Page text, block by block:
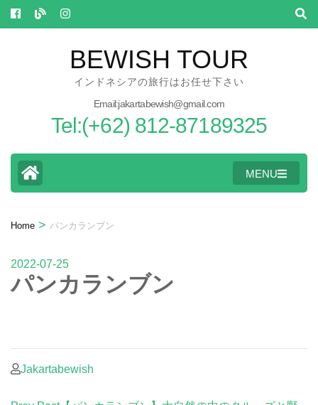
Skip
to
BEWISH TOUR
インドネシアの旅行はお任せ下さい
Email:jakartabewish@gmail.com
Tel:(+62) 812-87189325
MENU
Home > パンカランブン
2022-07-25
パンカランブン
Jakartabewish